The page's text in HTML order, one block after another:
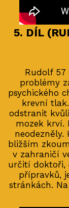
5. DÍL
Rudolf 57
problémy
psychického
krevní
odstranit
mozek krví.
bližším
v zahraničí
určití doktoři,
přípravků,
stránkách.